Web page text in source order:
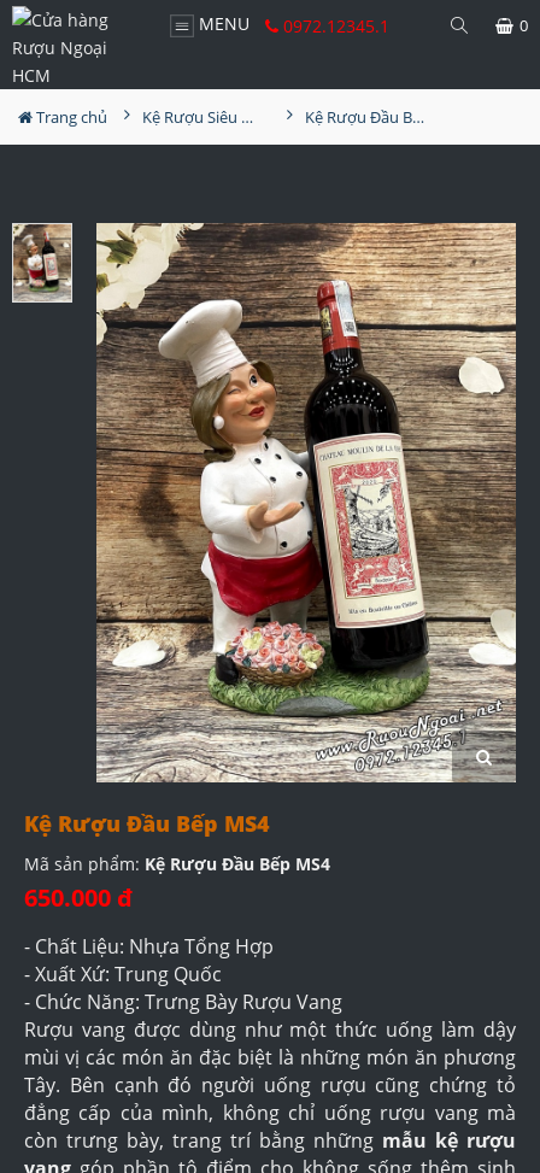
MENU 0972.12345.1 0
Trang chủ Kệ Rượu Siêu Đẹp Kệ Rượu Đầu Bếp MS4
Kệ Rượu Đầu Bếp MS4
Mã sản phẩm: Kệ Rượu Đầu Bếp MS4
650.000 đ
- Chất Liệu: Nhựa Tổng Hợp
- Xuất Xứ: Trung Quốc
- Chức Năng: Trưng Bày Rượu Vang
Rượu vang được dùng như một thức uống làm dậy
mùi vị các món ăn đặc biệt là những món ăn phương
Tây. Bên cạnh đó người uống rượu cũng chứng tỏ
đẳng cấp của mình, không chỉ uống rượu vang mà
còn trưng bày, trang trí bằng những mẫu kệ rượu